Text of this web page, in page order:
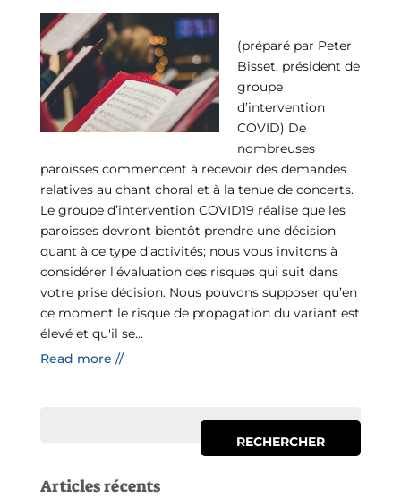
(préparé par Peter
Bisset, président de
groupe
d’intervention
COVID) De
nombreuses
paroisses commencent à recevoir des demandes
relatives au chant choral et à la tenue de concerts.
Le groupe d’intervention COVID19 réalise que les
paroisses devront bientôt prendre une décision
quant à ce type d’activités; nous vous invitons à
considérer l’évaluation des risques qui suit dans
votre prise décision. Nous pouvons supposer qu’en
ce moment le risque de propagation du variant est
élevé et qu'il se...
Read more //
Articles récents